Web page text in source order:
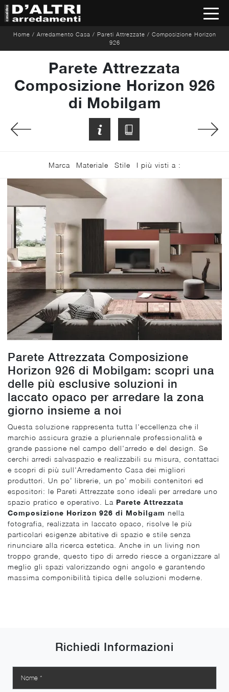
Home / Arredamento Casa / Pareti Attrezzate / Composizione Horizon
926
Parete Attrezzata
Composizione Horizon 926
di Mobilgam
Marca Materiale Stile I più visti a :
Parete Attrezzata Composizione
Horizon 926 di Mobilgam: scopri una
delle più esclusive soluzioni in
laccato opaco per arredare la zona
giorno insieme a noi
Questa soluzione rappresenta tutta l'eccellenza che il
marchio assicura grazie a pluriennale professionalità e
grande passione nel campo dell'arredo e del design. Se
cerchi arredi salvaspazio e realizzabili su misura, contattaci
e scopri di più sull'Arredamento Casa dei migliori
produttori. Un po’ librerie, un po’ mobili contenitori ed
espositori: le Pareti Attrezzate sono ideali per arredare uno
spazio pratico e operativo. La Parete Attrezzata
Composizione Horizon 926 di Mobilgam nella
fotografia, realizzata in laccato opaco, risolve le più
particolari esigenze abitative di spazio e stile senza
rinunciare alla ricerca estetica. Anche in un living non
troppo grande, questo tipo di arredo riesce a organizzare al
meglio gli spazi valorizzando ogni angolo e garantendo
massima componibilità tipica delle soluzioni moderne.
Richiedi Informazioni